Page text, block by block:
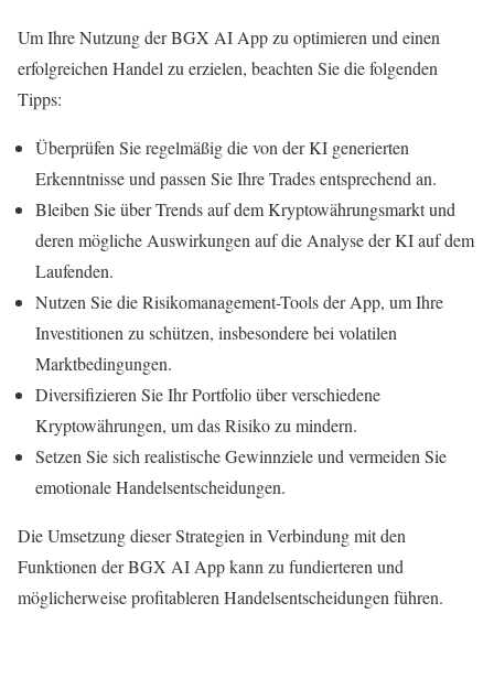
Um Ihre Nutzung der BGX AI App zu optimieren und einen
erfolgreichen Handel zu erzielen, beachten Sie die folgenden
Tipps:
Überprüfen Sie regelmäßig die von der KI generierten
Erkenntnisse und passen Sie Ihre Trades entsprechend an.
Bleiben Sie über Trends auf dem Kryptowährungsmarkt und
deren mögliche Auswirkungen auf die Analyse der KI auf dem
Laufenden.
Nutzen Sie die Risikomanagement-Tools der App, um Ihre
Investitionen zu schützen, insbesondere bei volatilen
Marktbedingungen.
Diversifizieren Sie Ihr Portfolio über verschiedene
Kryptowährungen, um das Risiko zu mindern.
Setzen Sie sich realistische Gewinnziele und vermeiden Sie
emotionale Handelsentscheidungen.
Die Umsetzung dieser Strategien in Verbindung mit den
Funktionen der BGX AI App kann zu fundierteren und
möglicherweise profitableren Handelsentscheidungen führen.